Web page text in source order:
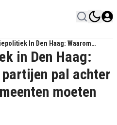
In Den Haag: Waarom
Pal Achter De Overvallen
Moeten Gaan Staan
in Den Haag:
pal achter
moeten